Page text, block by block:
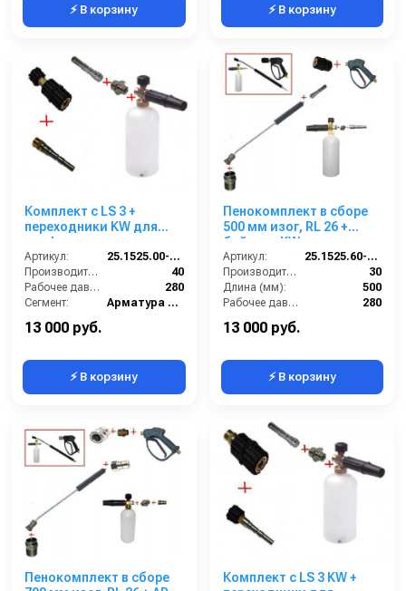
⚡ В корзину ⚡ В корзину
Комплект с LS 3 +
переходники KW для
профессионального
пистолета Karcher.
Артикул:
25.1525.00-KPKW
Производительность (л/мин):
40
Рабочее давление (бар):
280
Сегмент:
Арматура высокого давления
13 000 руб.
⚡ В корзину
Пенокомплект в сборе
500 мм изог, RL 26 +
байонет KW; вход
М22х1,5ш.
Артикул:
25.1525.60-P26KWизог.
Производительность (л/мин):
30
Длина (мм):
500
Рабочее давление (бар):
280
13 000 руб.
⚡ В корзину
Пенокомплект в сборе
Комплект с LS 3 KW +